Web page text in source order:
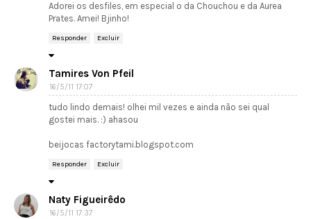
Adorei os desfiles, em especial o da Chouchou e da Aurea
Prates. Amei! Bjinho!
Responder Excluir
Tamires Von Pfeil
16/5/11 17:07
tudo lindo demais! olhei mil vezes e ainda não sei qual
gostei mais. :) ahasou
beijocas factorytami.blogspot.com
Responder Excluir
Naty Figueirêdo
16/5/11 17:37